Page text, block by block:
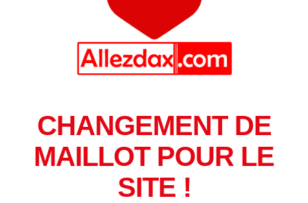
CHANGEMENT DE
MAILLOT POUR LE
SITE !